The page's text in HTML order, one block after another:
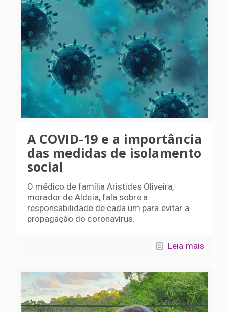
A COVID-19 e a importância
das medidas de isolamento
social
O médico de família Aristides Oliveira,
morador de Aldeia, fala sobre a
responsabilidade de cada um para evitar a
propagação do coronavírus.
Leia mais